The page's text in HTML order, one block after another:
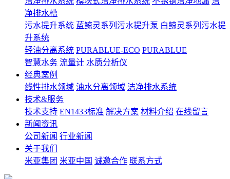
净排水槽
污水提升系统 蓝鲸灵系列污水提升泵 白鲸灵系列污水提
升系统
轻油分离系统 PURABLUE-ECO PURABLUE
智慧水务 流量计 水质分析仪
经典案例
线性排水领域 油水分离领域 洁净排水系统
技术&服务
技术支持 EN1433标准 解决方案 材料介绍 在线留言
新闻资讯
公司新闻 行业新闻
关于我们
米亚集团 米亚中国 诚邀合作 联系方式